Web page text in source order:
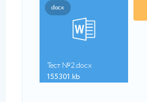
docx
Тест №2.docx
155301.kb